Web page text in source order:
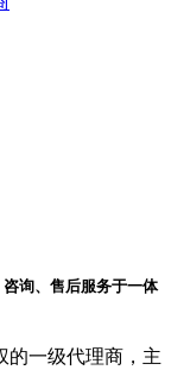
询、售后服务于一体
的一级代理商，主